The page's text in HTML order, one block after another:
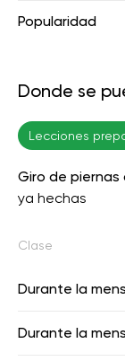
Popularidad
Donde se
Lecciones
Giro de piernas
ya hechas
Clase
Durante la
Durante la